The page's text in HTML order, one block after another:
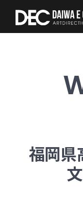
福岡県